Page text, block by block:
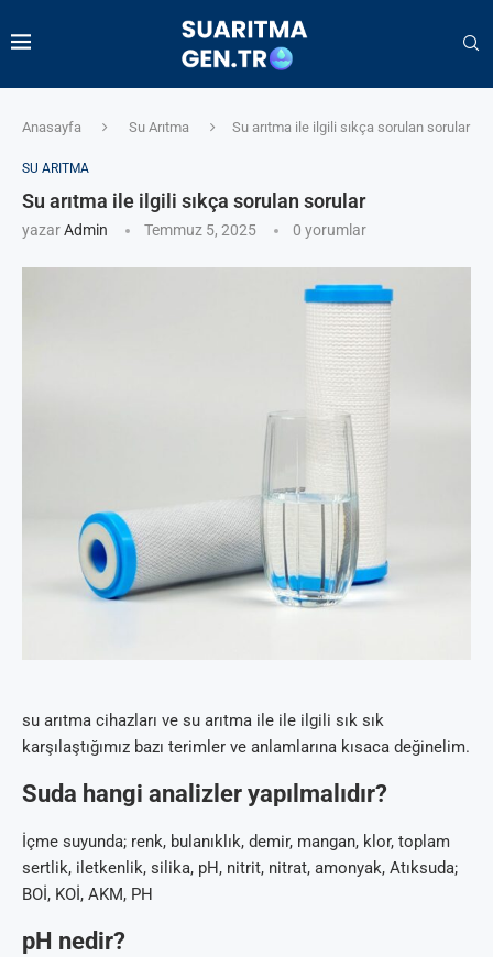
Anasayfa Su Arıtma Su arıtma ile ilgili sıkça sorulan sorular
SU ARITMA
Su arıtma ile ilgili sıkça sorulan sorular
yazarAdmin Temmuz 5, 2025 0 yorumlar
su arıtma cihazları ve su arıtma ile ile ilgili sık sık
karşılaştığımız bazı terimler ve anlamlarına kısaca değinelim.
Suda hangi analizler yapılmalıdır?
İçme suyunda; renk, bulanıklık, demir, mangan, klor, toplam
sertlik, iletkenlik, silika, pH, nitrit, nitrat, amonyak, Atıksuda;
BOİ, KOİ, AKM, PH
pH nedir?